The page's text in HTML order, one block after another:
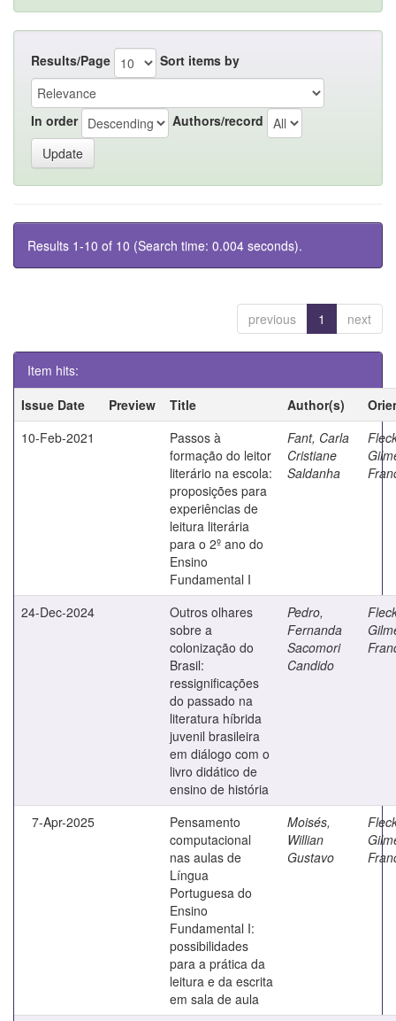
Results/Page Sort items by
In order Authors/record
Results 1-10 of 10 (Search time: 0.004 seconds).
previous 1 next
Item hits:
Issue Date
Preview Title Author(s)
10-Feb-2021
Passos à
formação do leitor
literário na escola:
proposições para
experiências de
leitura literária
para o 2º ano do
Ensino
Fundamental I
Fant, Carla
Cristiane
Saldanha
24-Dec-2024
Outros olhares
sobre a
colonização do
Brasil:
ressignificações
do passado na
literatura híbrida
juvenil brasileira
em diálogo com o
livro didático de
ensino de história
Pedro,
Fernanda
Sacomori
Candido
7-Apr-2025
Pensamento
computacional
nas aulas de
Língua
Portuguesa do
Ensino
Fundamental I:
possibilidades
para a prática da
leitura e da escrita
em sala de aula
Moisés,
Willian
Gustavo